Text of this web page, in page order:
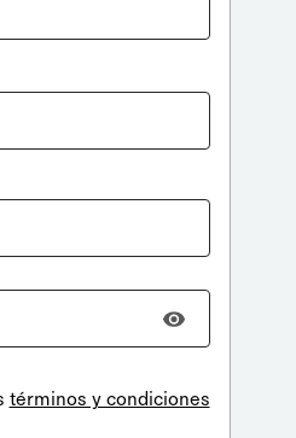
términos y condiciones